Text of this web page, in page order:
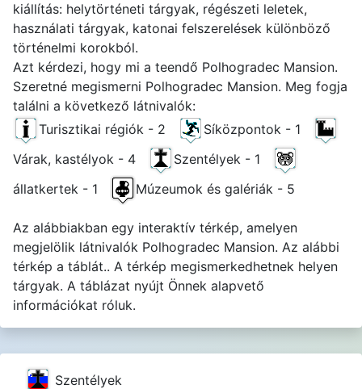
kiállítás: helytörténeti tárgyak, régészeti leletek,
használati tárgyak, katonai felszerelések különböző
történelmi korokból.
Azt kérdezi, hogy mi a teendő Polhogradec Mansion.
Szeretné megismerni Polhogradec Mansion. Meg fogja
találni a következő látnivalók:
Turisztikai régiók - 2
Síközpontok - 1
Várak, kastélyok - 4
Szentélyek - 1
állatkertek - 1
Múzeumok és galériák - 5
Az alábbiakban egy interaktív térkép, amelyen
megjelölik látnivalók Polhogradec Mansion. Az alábbi
térkép a táblát.. A térkép megismerkedhetnek helyen
tárgyak. A táblázat nyújt Önnek alapvető
információkat róluk.
Szentélyek